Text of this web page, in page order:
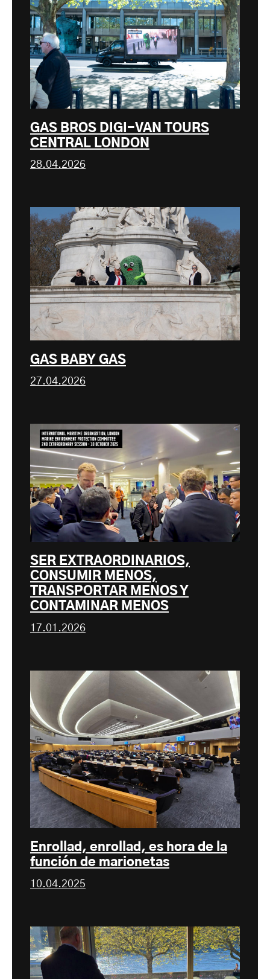
GAS BROS DIGI-VAN TOURS
CENTRAL LONDON
28.04.2026
GAS BABY GAS
27.04.2026
SER EXTRAORDINARIOS,
CONSUMIR MENOS,
TRANSPORTAR MENOS Y
CONTAMINAR MENOS
17.01.2026
Enrollad, enrollad, es hora de la
función de marionetas
10.04.2025